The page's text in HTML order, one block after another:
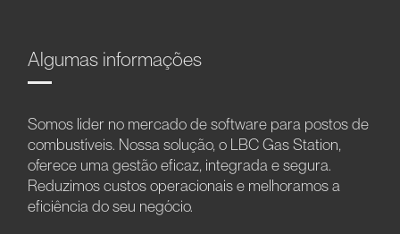
Algumas informações
Somos líder no mercado de software para postos de
combustíveis. Nossa solução, o LBC Gas Station,
oferece uma gestão eficaz, integrada e segura.
Reduzimos custos operacionais e melhoramos a
eficiência do seu negócio.